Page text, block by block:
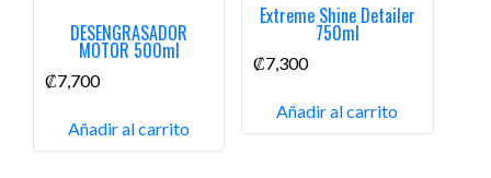
DESENGRASADOR
MOTOR 500ml
₡7,700
Añadir al carrito
Extreme Shine Detailer
750ml
₡7,300
Añadir al carrito